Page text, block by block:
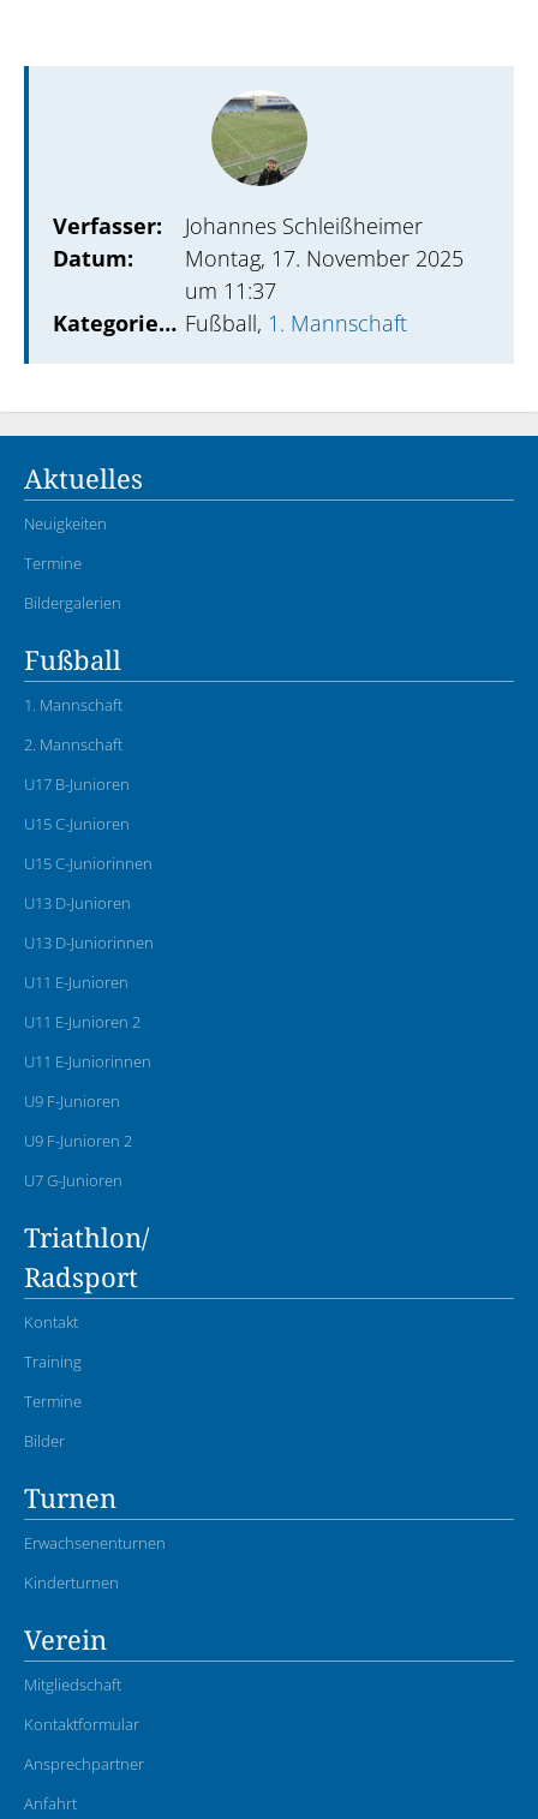
Verfasser:
Johannes Schleißheimer
Datum:
Montag, 17. November 2025
um 11:37
Kategorien: Fußball, 1. Mannschaft
Aktuelles
Neuigkeiten
Termine
Bildergalerien
Fußball
1. Mannschaft
2. Mannschaft
U17 B-Junioren
U15 C-Junioren
U15 C-Juniorinnen
U13 D-Junioren
U13 D-Juniorinnen
U11 E-Junioren
U11 E-Junioren 2
U11 E-Juniorinnen
U9 F-Junioren
U9 F-Junioren 2
U7 G-Junioren
Triathlon/
Radsport
Kontakt
Training
Termine
Bilder
Turnen
Erwachsenenturnen
Kinderturnen
Verein
Mitgliedschaft
Kontaktformular
Ansprechpartner
Anfahrt